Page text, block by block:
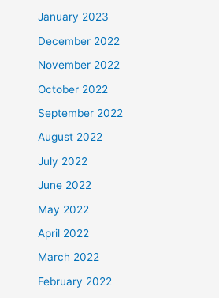
January 2023
December 2022
November 2022
October 2022
September 2022
August 2022
July 2022
June 2022
May 2022
April 2022
March 2022
February 2022